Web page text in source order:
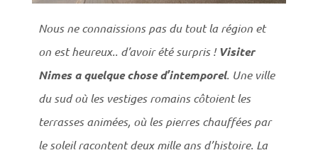
Nous ne connaissions pas du tout la région et
on est heureux.. d’avoir été surpris !Visiter
Nimes a quelque chose d’intemporel. Une ville
du sud où les vestiges romains côtoient les
terrasses animées, où les pierres chauffées par
le soleil racontent deux mille ans d’histoire. La